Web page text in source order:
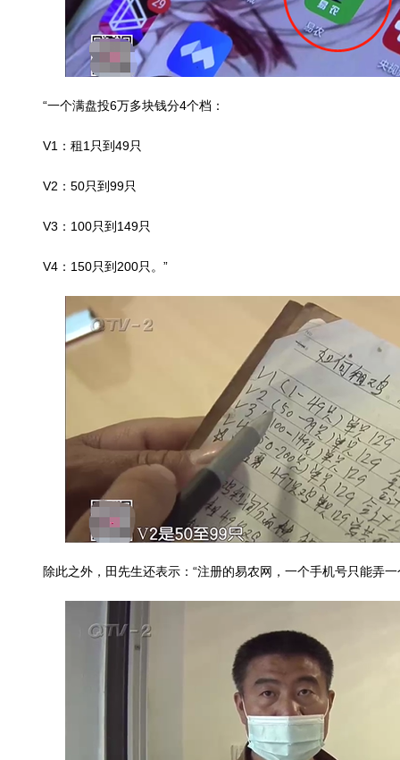
“一个满盘投6万多块钱分4个档：
V1：租1只到49只
V2：50只到99只
V3：100只到149只
V4：150只到200只。”
除此之外，田先生还表示：“注册的易农网，一个手机号只能弄一